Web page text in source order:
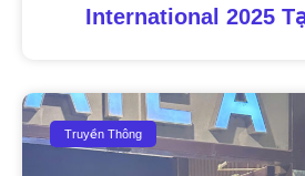
International 2025
Truyền Thông